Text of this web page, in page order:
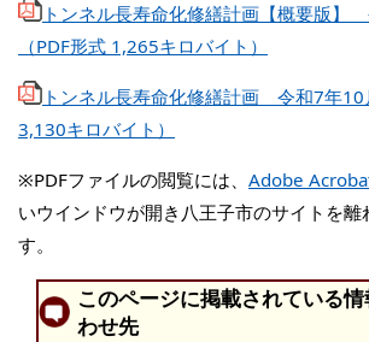
トンネル長寿命化修繕計画【概要版
（PDF形式 1,265キロバイト）
トンネル長寿命化修繕計画 令和7年10
3,130キロバイト）
※PDFファイルの閲覧には、 Adobe
いウインドウが開き八王子市のサイトを
す。
このページに掲載されている
わせ先